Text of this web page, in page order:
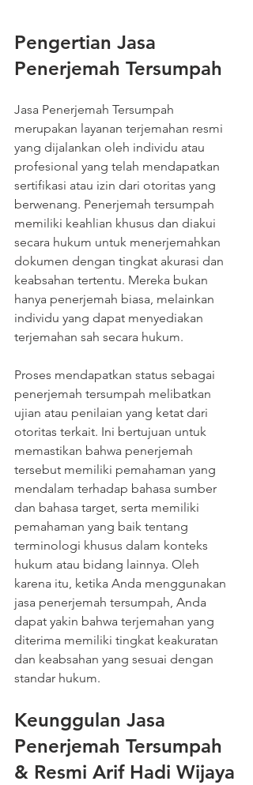
Pengertian Jasa
Penerjemah Tersumpah
Jasa Penerjemah Tersumpah
merupakan layanan terjemahan resmi
yang dijalankan oleh individu atau
profesional yang telah mendapatkan
sertifikasi atau izin dari otoritas yang
berwenang. Penerjemah tersumpah
memiliki keahlian khusus dan diakui
secara hukum untuk menerjemahkan
dokumen dengan tingkat akurasi dan
keabsahan tertentu. Mereka bukan
hanya penerjemah biasa, melainkan
individu yang dapat menyediakan
terjemahan sah secara hukum.
Proses mendapatkan status sebagai
penerjemah tersumpah melibatkan
ujian atau penilaian yang ketat dari
otoritas terkait. Ini bertujuan untuk
memastikan bahwa penerjemah
tersebut memiliki pemahaman yang
mendalam terhadap bahasa sumber
dan bahasa target, serta memiliki
pemahaman yang baik tentang
terminologi khusus dalam konteks
hukum atau bidang lainnya. Oleh
karena itu, ketika Anda menggunakan
jasa penerjemah tersumpah, Anda
dapat yakin bahwa terjemahan yang
diterima memiliki tingkat keakuratan
dan keabsahan yang sesuai dengan
standar hukum.
Keunggulan Jasa
Penerjemah Tersumpah
& Resmi Arif Hadi Wijaya